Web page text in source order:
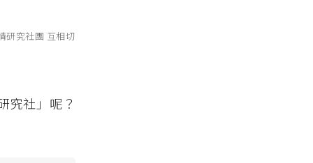
研究社團 互相切
究社」呢？